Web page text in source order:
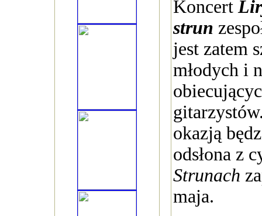
Koncert
strun
jest zatem
młodych i
okazją
odsłona z
Strunach
maja.